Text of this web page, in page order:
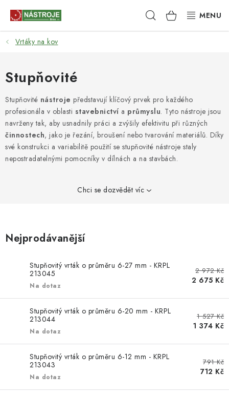
Hledat NÁKUPNÍ
KOŠÍK
NÁSTROJE
AKCE
BRUSIVO
ELEKTRONÁŘADÍ
LEPENÍ A SPOJOVÁNÍ
KONTAKTY
STROJE DO DÍLNY
NÁSTROJE PRO STOLAŘE
NÁSTROJE PRO ŘEZÁNÍ DŘEVA
NÁSTROJE PRO FRÉZOVÁNÍ
Vrtáky na kov
Stupňovité
Stupňovité nástroje představují klíčový prvek pro každého
profesionála v oblasti stavebnictví a průmyslu. Tyto nástroje jsou
navrženy tak, aby usnadnily práci a zvýšily efektivitu při různých
činnostech, jako je řezání, broušení nebo tvarování materiálů. Díky
své konstrukci a variabilitě použití se stupňovité nástroje staly
nepostradatelnými pomocníky v dílnách a na stavbách.
Chci se dozvědět víc
Nejprodávanější
Stupňovitý vrták o průměru 6-27 mm - KRPL
213045
Na dotaz
2 972 Kč
2 675 Kč
Stupňovitý vrták o průměru 6-20 mm - KRPL
213044
Na dotaz
1 527 Kč
1 374 Kč
Stupňovitý vrták o průměru 6-12 mm - KRPL
213043
Na dotaz
791 Kč
712 Kč